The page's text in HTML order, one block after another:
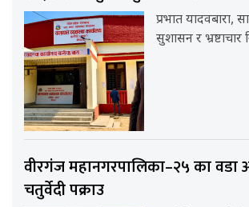
प्रभात यादवबारा,
सुशासन र भ्रष्टाचार
वीरगंज महानगरपालिका–२५ का वडा
चतुर्वेदी पक्राउ